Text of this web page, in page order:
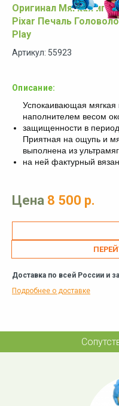
Оригинал Мягкая
Pixar Печаль
Play
Артикул: 55923
Описание:
Успокаивающая мягкая
наполнителем весом
защищенности в
Приятная на ощупь и
выполнена из
на ней фактурный
Цена 8 500 р.
Доставка по всей России и
Подробнее о доставке